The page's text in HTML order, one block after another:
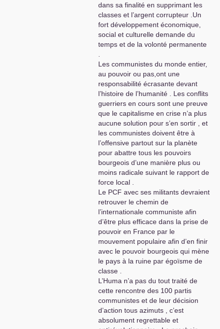
OTANa été fortement dénoncé,
ainsi que son expansion dans de nouveaux pays
et le déploiement de forces militaires aux
frontières avec la Russie, de la Baltique à la mer
De nombreux partis ont condamné la poursuite
de l’impérialisme euro-atlantique pour utiliser à
ses propres fins le régime nationaliste
réactionnaire qui a prévalu en Ukraine, qui a
persécuté les communistes et a historiquement
revendiqué le rôle des fascistes locaux."
Et entre ces deux paragraphes :
"Les plans d’une nouvelle effusion de sang en
Ukraine, notamment dans la région du Donbass,
dans le contexte des contradictions entre
l’impérialisme euro-atlantique et la Russie, ont
été dénoncés. "
"Certains orateurs ont souligné que le conflit
américano-chinois est un conflit pour la
suprématie dans le système capitaliste
international."
Cela signifie que de nombreux intervenants ont
OTANet que
seulement ont dénoncé une prétendue « lutte
inter-impérialiste».
A présent, il ressort à l’issue du forum organisé
que le désir d’unité contre
dans sa finalité en supprimant les
classes et l’argent corrupteur .Un
fort développement économique,
social et culturelle demande du
temps et de la volonté permanente
Les communistes du monde entier,
au pouvoir ou pas,ont une
responsabilité écrasante devant
l’histoire de l’humanité . Les conflits
guerriers en cours sont une preuve
que le capitalisme en crise n’a plus
aucune solution pour s’en sortir , et
les communistes doivent être à
l’offensive partout sur la planète
pour abattre tous les pouvoirs
bourgeois d’une manière plus ou
moins radicale suivant le rapport de
force local .
Le PCF avec ses militants devraient
retrouver le chemin de
l’internationale communiste afin
d’être plus efficace dans la prise de
pouvoir en France par le
mouvement populaire afin d’en finir
avec le pouvoir bourgeois qui mène
le pays à la ruine par égoïsme de
classe .
L’Huma n’a pas du tout traité de
cette rencontre des 100 partis
communistes et de leur décision
d’action tous azimuts , c’est
absolument regrettable et